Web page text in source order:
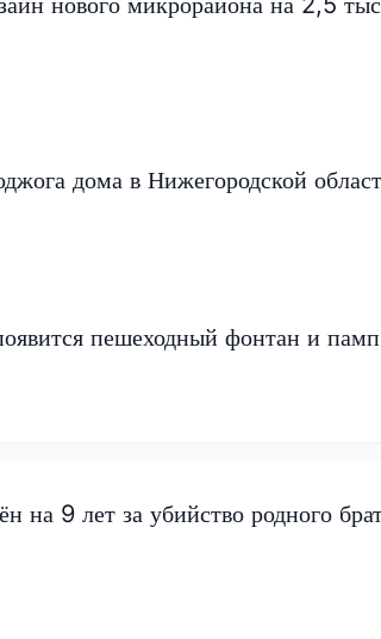
дома в Нижегородской
пешеходный фонтан и
на 9 лет за убийство родного